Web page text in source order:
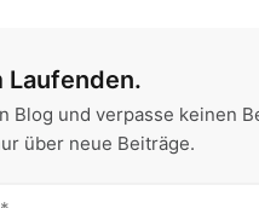
Laufenden.
Blog und verpasse keinen
über neue Beiträge.